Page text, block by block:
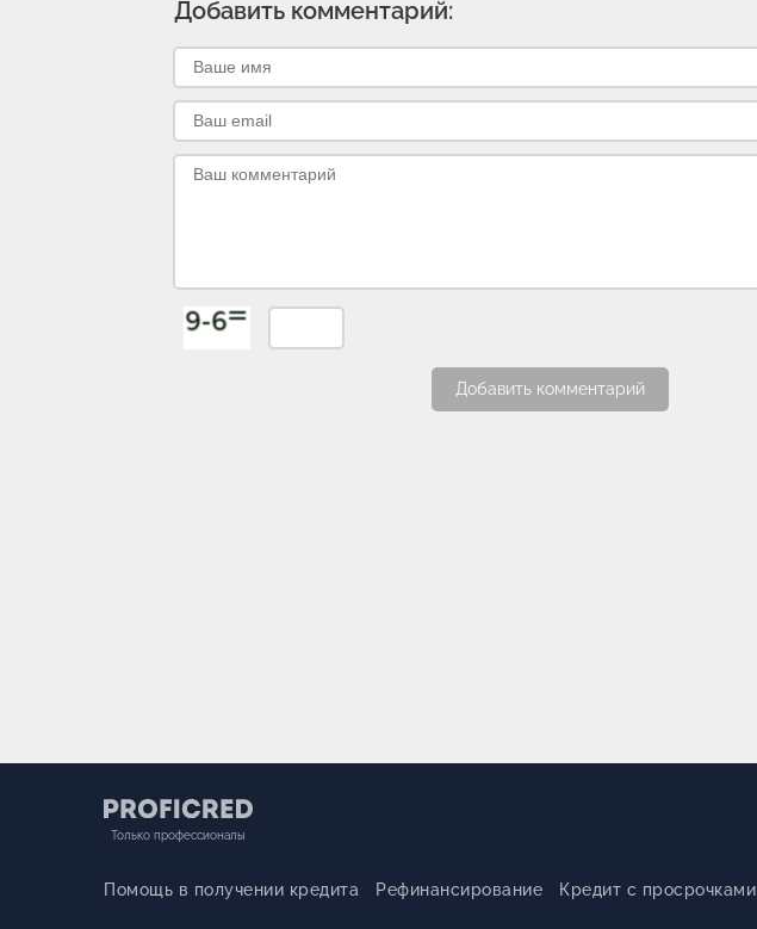
Добавить комментарий:
Добавить комментарий
Только профессионалы
Помощь в получении кредита Рефинансирование Кредит с просрочками